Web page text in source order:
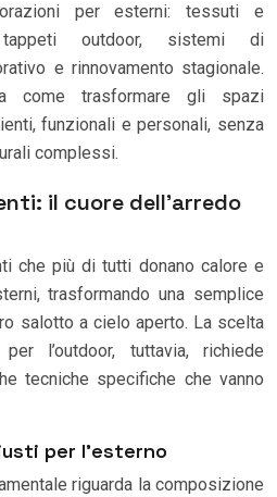
per esterni: tessuti e
outdoor, sistemi di
e rinnovamento stagionale.
come trasformare gli spazi
funzionali e personali, senza
complessi.
il cuore dell’arredo
che più di tutti donano calore e
trasformando una semplice
salotto a cielo aperto. La scelta
l’outdoor, tuttavia, richiede
tecniche specifiche che vanno
per l’esterno
riguarda la composizione